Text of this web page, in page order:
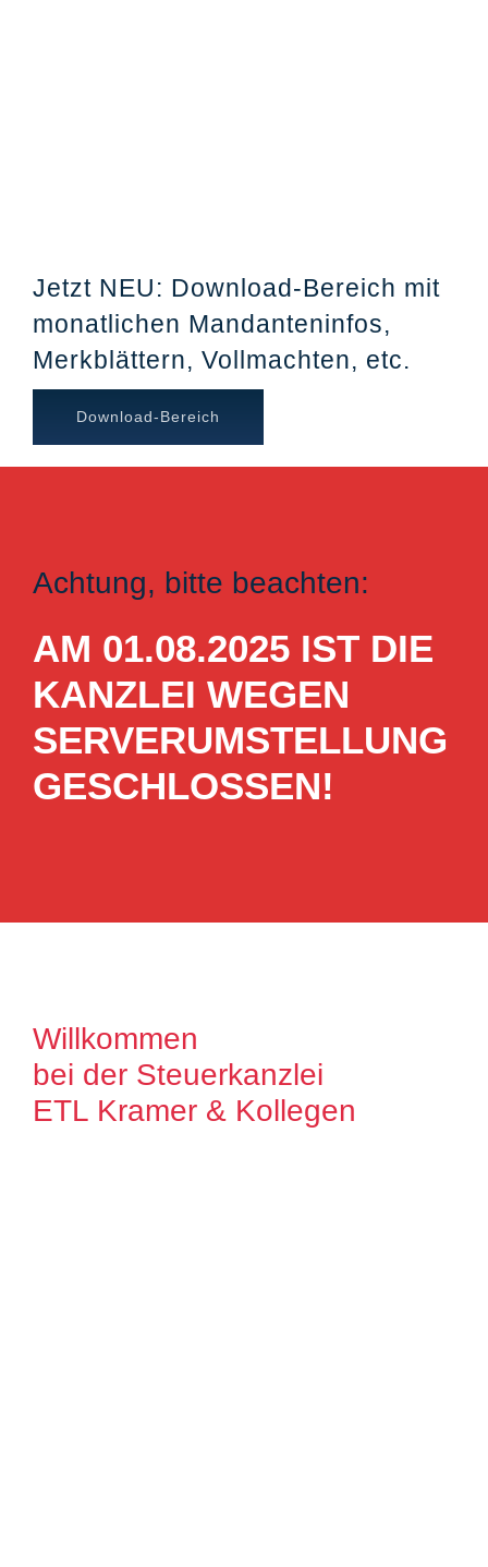
Jetzt NEU: Download-Bereich mit
monatlichen Mandanteninfos,
Merkblättern, Vollmachten, etc.
Download-Bereich
Achtung, bitte beachten:
AM 01.08.2025 IST DIE
KANZLEI WEGEN
SERVERUMSTELLUNG
GESCHLOSSEN!
Willkommen
bei der Steuerkanzlei
ETL Kramer & Kollegen